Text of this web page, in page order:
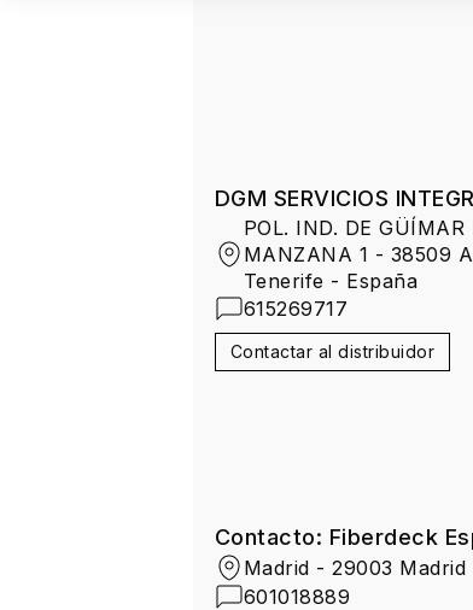
DGM SERVICIOS
POL. IND. DE GÜÍMAR
MANZANA 1 - 38509
Tenerife - España
615269717
Contactar al distribuidor
Contacto: Fiberdeck
Madrid - 29003 Madrid
601018889